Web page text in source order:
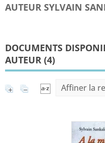
AUTEUR SYLVAIN
DOCUMENTS
AUTEUR (4)
Affiner la